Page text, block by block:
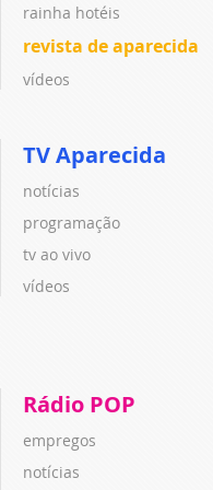
rainha hotéis
revista de aparecida
vídeos
TV Aparecida
notícias
programação
tv ao vivo
vídeos
Rádio POP
empregos
notícias